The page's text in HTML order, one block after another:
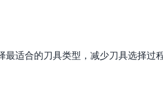
适合的刀具类型，减少刀具选择过